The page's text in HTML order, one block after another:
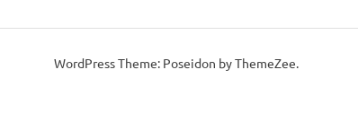
WordPress Theme: Poseidon by ThemeZee.